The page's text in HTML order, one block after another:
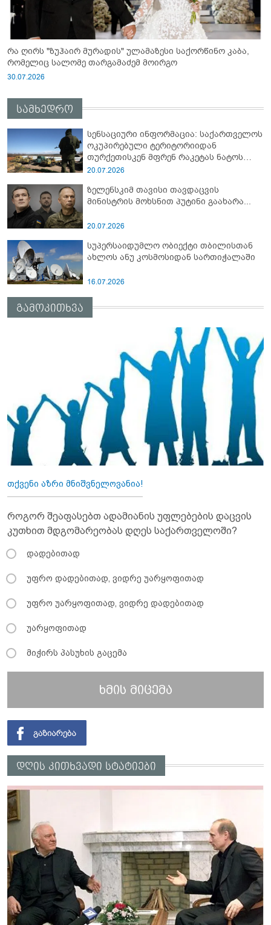
რა ღირს "ზუჰაირ მურადის" ულამაზესი საქორწინო კაბა,
რომელიც სალომე თარგამაძემ მოირგო
30.07.2026
სამხედრო
სენსაციური ინფორმაცია: საქართველოს
ოკუპირებული ტერიტორიიდან
თურქეთისკენ მფრენ რაკეტას ნატოს
სამიტი კინაღამ ჩაუშლია
20.07.2026
ზელენსკიმ თავისი თავდაცვის
მინისტრის მოხსნით პუტინი გაახარა...
20.07.2026
სუპერსაიდუმლო ობიექტი თბილისთან
ახლოს ანუ კოსმოსიდან სართიჭალაში
16.07.2026
გამოკითხვა
თქვენი აზრი მნიშვნელოვანია!
როგორ შეაფასებთ ადამიანის უფლებების დაცვის
კუთხით მდგომარეობას დღეს საქართველოში?
დადებითად
უფრო დადებითად, ვიდრე უარყოფითად
უფრო უარყოფითად, ვიდრე დადებითად
უარყოფითად
მიჭირს პასუხის გაცემა
ხმის მიცემა
დღის კითხვადი სტატიები